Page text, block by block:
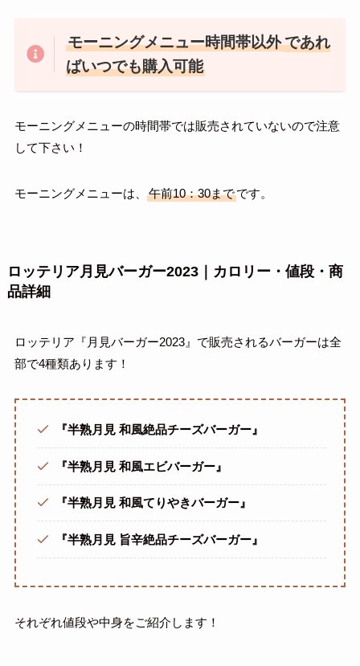
モーニングメニュー時間帯以外であれ
ばいつでも購入可能
モーニングメニューの時間帯では販売されていないので注意
して下さい！
モーニングメニューは、 午前10：30までです。
ロッテリア月見バーガー2023｜カロリー・値段・商
品詳細
ロッテリア『月見バーガー2023』で販売されるバーガーは全
部で4種類あります！
『半熟月見 和風絶品チーズバーガー』
『半熟月見 和風エビバーガー』
『半熟月見 和風てりやきバーガー』
『半熟月見 旨辛絶品チーズバーガー』
それぞれ値段や中身をご紹介します！